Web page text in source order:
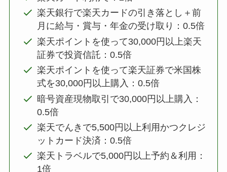
楽天銀行で楽天カードの引き落とし＋前
月に給与・賞与・年金の受け取り：0.5倍
楽天ポイントを使って30,000円以上楽天
証券で投資信託：0.5倍
楽天ポイントを使って楽天証券で米国株
式を30,000円以上購入：0.5倍
暗号資産現物取引で30,000円以上購入：
0.5倍
楽天でんきで5,500円以上利用かつクレジ
ットカード決済：0.5倍
楽天トラベルで5,000円以上予約＆利用：
1倍